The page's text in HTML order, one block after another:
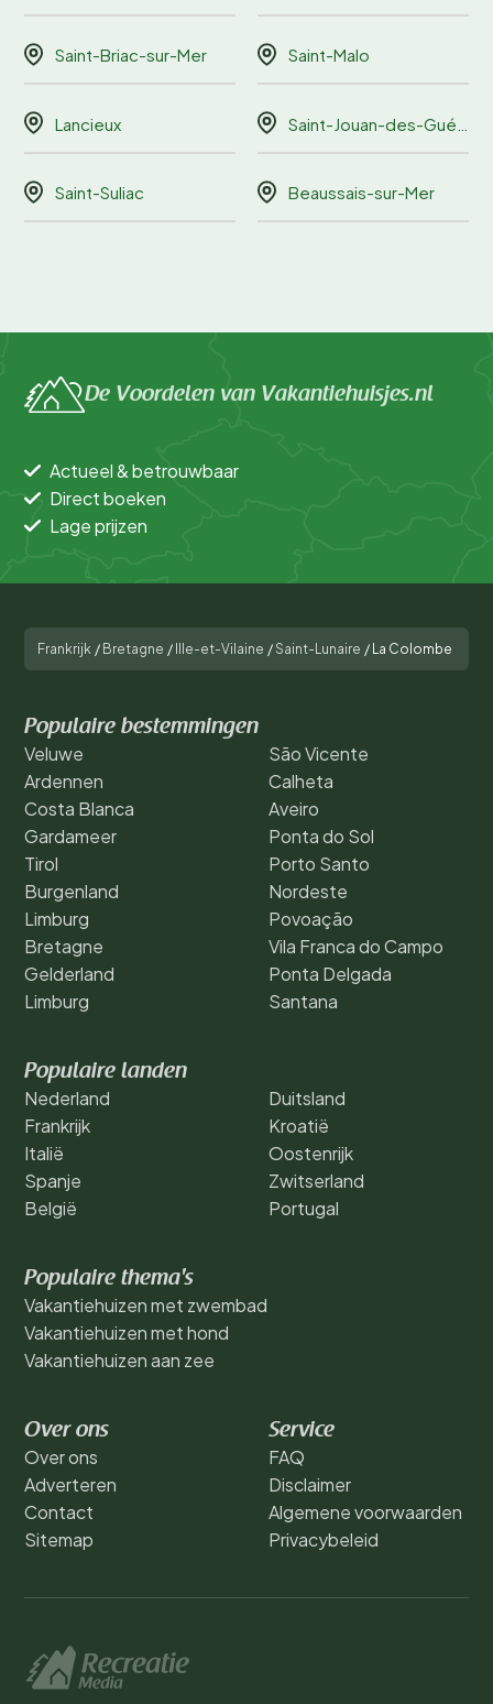
Saint-Briac-sur-Mer Saint-Malo
Lancieux Saint-Jouan-des-Guérets
Saint-Suliac Beaussais-sur-Mer
De Voordelen van Vakantiehuisjes.nl
Actueel & betrouwbaar
Direct boeken
Lage prijzen
Frankrijk / Bretagne / Ille-et-Vilaine /Saint-Lunaire / La Colombe
Populaire bestemmingen
Veluwe
Ardennen
Costa Blanca
Gardameer
Tirol
Burgenland
Limburg
Bretagne
Gelderland
Limburg
São Vicente
Calheta
Aveiro
Ponta do Sol
Porto Santo
Nordeste
Povoação
Vila Franca do Campo
Ponta Delgada
Santana
Populaire landen
Nederland
Frankrijk
Italië
Spanje
België
Duitsland
Kroatië
Oostenrijk
Zwitserland
Portugal
Populaire thema's
Vakantiehuizen met zwembad
Vakantiehuizen met hond
Vakantiehuizen aan zee
Over ons
Over ons
Adverteren
Contact
Sitemap
Service
FAQ
Disclaimer
Algemene voorwaarden
Privacybeleid